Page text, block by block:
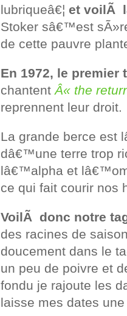
lubriqueâ€¦ et voilÃ
Stoker sâ€™est
de cette pauvre
En 1972, le premier
chantent Â« the
reprennent leur droit.
La grande berce est
dâ€™une terre trop
lâ€™alpha et
ce qui fait courir nos
VoilÃ donc notre
des racines de
doucement dans le
un peu de poivre et
fondu je rajoute les
laisse mes dates